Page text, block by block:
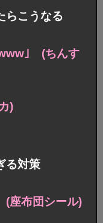
らこうなる
www｣ (ちんす
)
る対策
座布団シール)